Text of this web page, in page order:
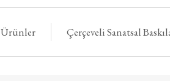
Ürünler Çerçeveli Sanatsal